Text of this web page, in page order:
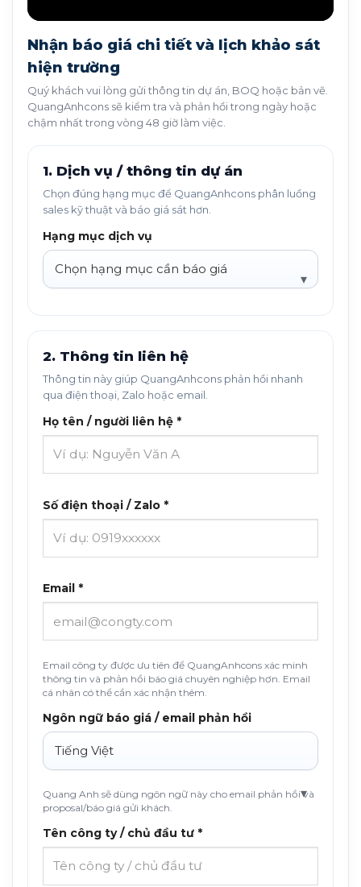
Nhận báo giá chi tiết và lịch khảo sát
hiện trường
Quý khách vui lòng gửi thông tin dự án, BOQ hoặc bản vẽ.
QuangAnhcons sẽ kiểm tra và phản hồi trong ngày hoặc
chậm nhất trong vòng 48 giờ làm việc.
1. Dịch vụ / thông tin dự án
Chọn đúng hạng mục để QuangAnhcons phân luồng
sales kỹ thuật và báo giá sát hơn.
Hạng mục dịch vụ
2. Thông tin liên hệ
Thông tin này giúp QuangAnhcons phản hồi nhanh
qua điện thoại, Zalo hoặc email.
Họ tên / người liên hệ *
Số điện thoại / Zalo *
Email *
Email công ty được ưu tiên để QuangAnhcons xác minh
thông tin và phản hồi báo giá chuyên nghiệp hơn. Email
cá nhân có thể cần xác nhận thêm.
Ngôn ngữ báo giá / email phản hồi
Quang Anh sẽ dùng ngôn ngữ này cho email phản hồi và
proposal/báo giá gửi khách.
Tên công ty / chủ đầu tư *